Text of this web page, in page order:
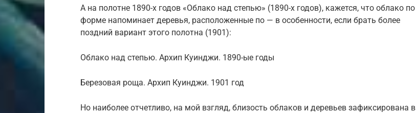
А на полотне 1890-х годов «Облако над степью» (1890-х годов), кажется, что облако по
форме напоминает деревья, расположенные по — в особенности, если брать более
поздний вариант этого полотна (1901):
Облако над степью. Архип Куинджи. 1890-ые годы
Березовая роща. Архип Куинджи. 1901 год
Но наиболее отчетливо, на мой взгляд, близость облаков и деревьев зафиксирована в